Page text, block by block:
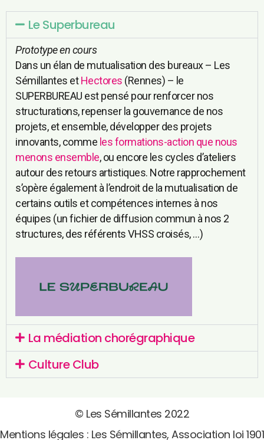
Le Superbureau
Prototype en cours
Dans un élan de mutualisation des bureaux – Les
Sémillantes etHectores (Rennes) – le
SUPERBUREAU est pensé pour renforcer nos
structurations, repenser la gouvernance de nos
projets, et ensemble, développer des projets
innovants, comme les formations-action que nous
menons ensemble, ou encore les cycles d’ateliers
autour des retours artistiques. Notre rapprochement
s’opère également à l’endroit de la mutualisation de
certains outils et compétences internes à nos
équipes (un fichier de diffusion commun à nos 2
structures, des référents VHSS croisés, …)
La médiation chorégraphique
Culture Club
© Les Sémillantes 2022
Mentions légales : Les Sémillantes, Association loi 1901